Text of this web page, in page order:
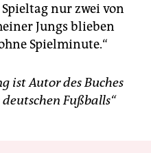
nur zwei von
Jungs blieben
Spielminute.“
ist Autor des Buches
deutschen Fußballs“